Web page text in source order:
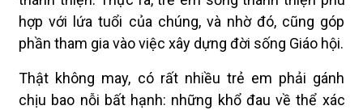
hợp với lứa tuổi của chúng, và nhờ đó, cũng góp
phần tham gia vào việc xây dựng đời sống Giáo hội.
Thật không may, có rất nhiều trẻ em phải gánh
chịu bao nỗi bất hạnh: những khổ đau về thể xác